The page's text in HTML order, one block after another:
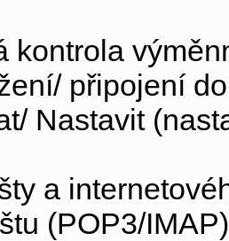
kontrola
připojení
Nastavit
a
(POP3/